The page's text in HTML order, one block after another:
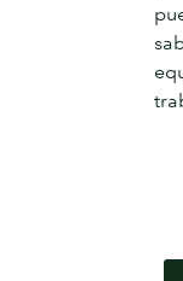
clave